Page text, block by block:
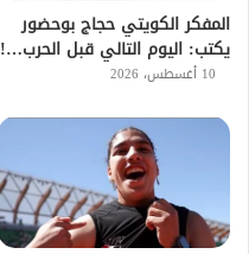
المفكر الكويتي حجاج بوحضور
يكتب: اليوم التالي قبل الحرب…!
10 أغسطس، 2026